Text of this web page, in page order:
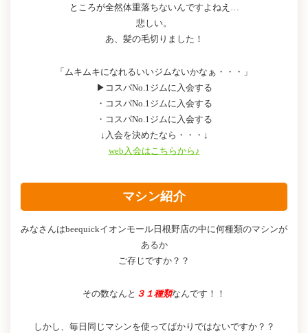
ところが全然体重落ちないんですよねえ…
悲しい。
あ、髪の毛切りました！
「ムキムキになれるいいジムないかなぁ・・・」
▶コスパNo.1ジムに入会する
・コスパNo.1ジムに入会する
・コスパNo.1ジムに入会する
↓入会を決めたなら・・・↓
web入会はこちらから♪
マシン紹介
みなさんはbeequickイオンモール日根野店の中に何種類のマシンが
あるか
ご存じですか？？
その数なんと ３１種類なんです！！
しかし、毎日同じマシンを使ってばかりではないですか？？